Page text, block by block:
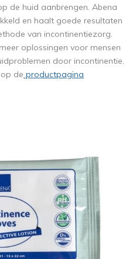
de huid aanbrengen. Abena
en haalt goede resultaten
van incontinentiezorg.
oplossingen voor mensen
door incontinentie.
de productpagina